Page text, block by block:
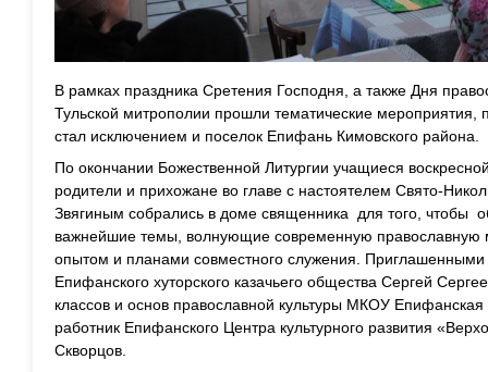
В рамках праздника Сретения Господня, а также Дня
Тульской митрополии прошли тематические мероприятия,
стал исключением и поселок Епифань Кимовского района.
По окончании Божественной Литургии учащиеся
родители и прихожане во главе с настоятелем Свято-
Звягиным собрались в доме священника для того, чтобы
важнейшие темы, волнующие современную православную
опытом и планами совместного служения.
Епифанского хуторского казачьего общества Сергей
классов и основ православной культуры МКОУ
работник Епифанского Центра культурного развития
Скворцов.